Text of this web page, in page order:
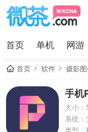
首页 单机 网游
首页 软件 摄影图
手机
大小
系统：
类型：